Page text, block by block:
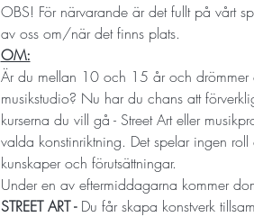
OBS! För närvarande är det fullt på vårt
av oss om/när det finns plats.
OM:
Är du mellan 10 och 15 år och drömmer
musikstudio? Nu har du chans att
kurserna du vill gå - Street Art eller
valda konstinriktning. Det spelar ingen
kunskaper och förutsättningar.
Under en av eftermiddagarna kommer
STREET ART - Du får skapa konstverk